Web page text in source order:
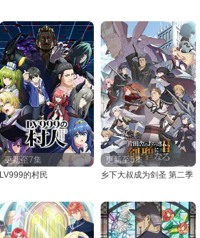
更新至7集
LV999的村民
更新至5集
乡下大叔成为剑圣 第二季